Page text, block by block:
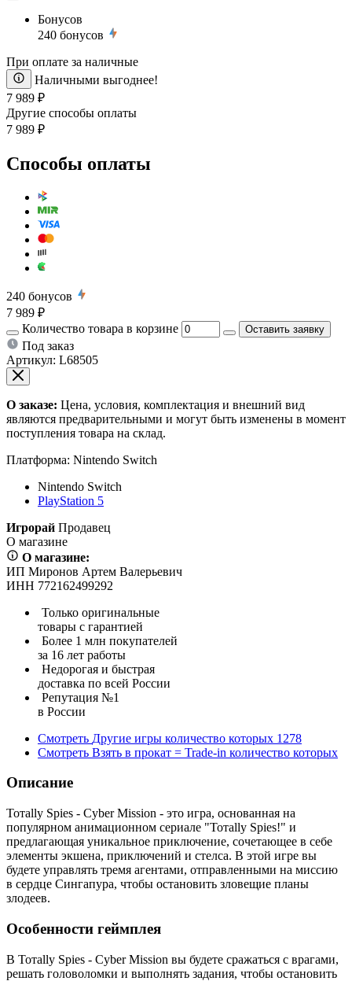
Бонусов
240 бонусов
При оплате за наличные
Наличными выгоднее!
7 989 ₽
Другие способы оплаты
7 989 ₽
Способы оплаты
240 бонусов
7 989 ₽
Количество товара в корзине
Оставить заявку
Под заказ
Артикул: L68505
О заказе: Цена, условия, комплектация и внешний вид
являются предварительными и могут быть изменены в момент
поступления товара на склад.
Платформа: Nintendo Switch
Nintendo Switch
PlayStation 5
Игрорай Продавец
О магазине
О магазине:
ИП Миронов Артем Валерьевич
ИНН 772162499292
Только оригинальные
товары с гарантией
Более 1 млн покупателей
за 16 лет работы
Недорогая и быстрая
доставка по всей России
Репутация №1
в России
Смотреть Другие игры количество которых 1278
Смотреть Взять в прокат = Trade-in количество которых
Описание
Тотally Spies - Cyber Mission - это игра, основанная на
популярном анимационном сериале "Тотally Spies!" и
предлагающая уникальное приключение, сочетающее в себе
элементы экшена, приключений и стелса. В этой игре вы
будете управлять тремя агентами, отправленными на миссию
в сердце Сингапура, чтобы остановить зловещие планы
злодеев.
Особенности геймплея
В Тотally Spies - Cyber Mission вы будете сражаться с врагами,
решать головоломки и выполнять задания, чтобы остановить